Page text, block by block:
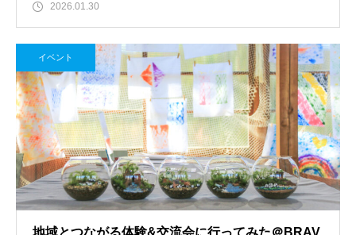
2026.01.30
イベント
地域とつながる体験&交流会に行ってみた＠BRAV